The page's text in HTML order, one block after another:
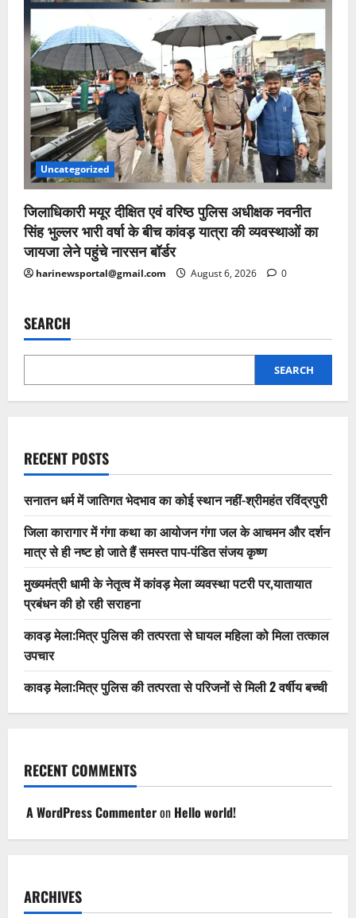
Uncategorized
जिलाधिकारी मयूर दीक्षित एवं वरिष्ठ पुलिस अधीक्षक नवनीत
सिंह भुल्लर भारी वर्षा के बीच कांवड़ यात्रा की व्यवस्थाओं का
जायजा लेने पहुंचे नारसन बॉर्डर
harinewsportal@gmail.com August 6, 2026 0
SEARCH
SEARCH
RECENT POSTS
सनातन धर्म में जातिगत भेदभाव का कोई स्थान नहीं-श्रीमहंत रविंद्रपुरी
जिला कारागार में गंगा कथा का आयोजन गंगा जल के आचमन और दर्शन
मात्र से ही नष्ट हो जाते हैं समस्त पाप-पंडित संजय कृष्ण
मुख्यमंत्री धामी के नेतृत्व में कांवड़ मेला व्यवस्था पटरी पर,यातायात
प्रबंधन की हो रही सराहना
कावड़ मेला:मित्र पुलिस की तत्परता से घायल महिला को मिला तत्काल
उपचार
कावड़ मेला:मित्र पुलिस की तत्परता से परिजनों से मिली 2 वर्षीय बच्ची
RECENT COMMENTS
A WordPress Commenteron Hello world!
ARCHIVES